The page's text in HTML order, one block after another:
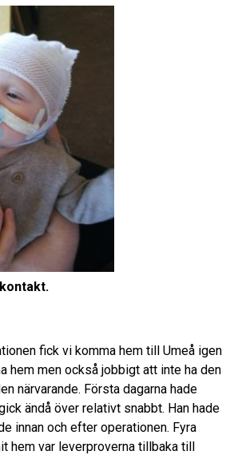
fick vi komma hem till Umeå igen
hem men också jobbigt att inte ha den
närvarande. Första dagarna hade
ändå över relativt snabbt. Han hade
innan och efter operationen. Fyra
hem var leverproverna tillbaka till